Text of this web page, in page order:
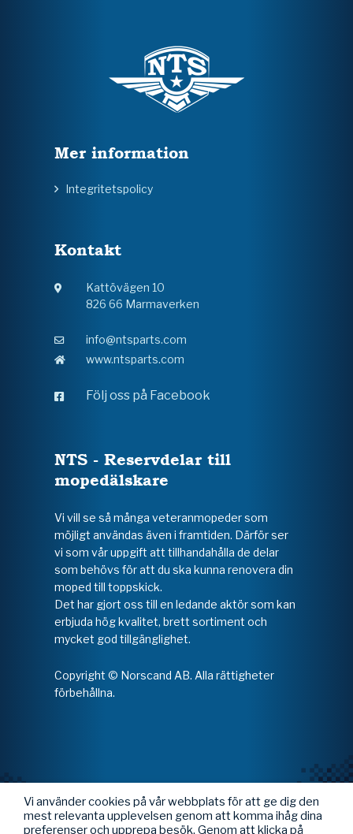
Mer information
Integritetspolicy
Kontakt
Kattövägen 10
826 66 Marmaverken
info@ntsparts.com
www.ntsparts.com
Följ oss på Facebook
NTS - Reservdelar till
mopedälskare
Vi vill se så många veteranmopeder som
möjligt användas även i framtiden. Därför ser
vi som vår uppgift att tillhandahålla de delar
som behövs för att du ska kunna renovera din
moped till toppskick.
Det har gjort oss till en ledande aktör som kan
erbjuda hög kvalitet, brett sortiment och
mycket god tillgänglighet.
Copyright © Norscand AB. Alla rättigheter
förbehållna.
Vi använder cookies på vår webbplats för att ge dig den
mest relevanta upplevelsen genom att komma ihåg dina
preferenser och upprepa besök. Genom att klicka på